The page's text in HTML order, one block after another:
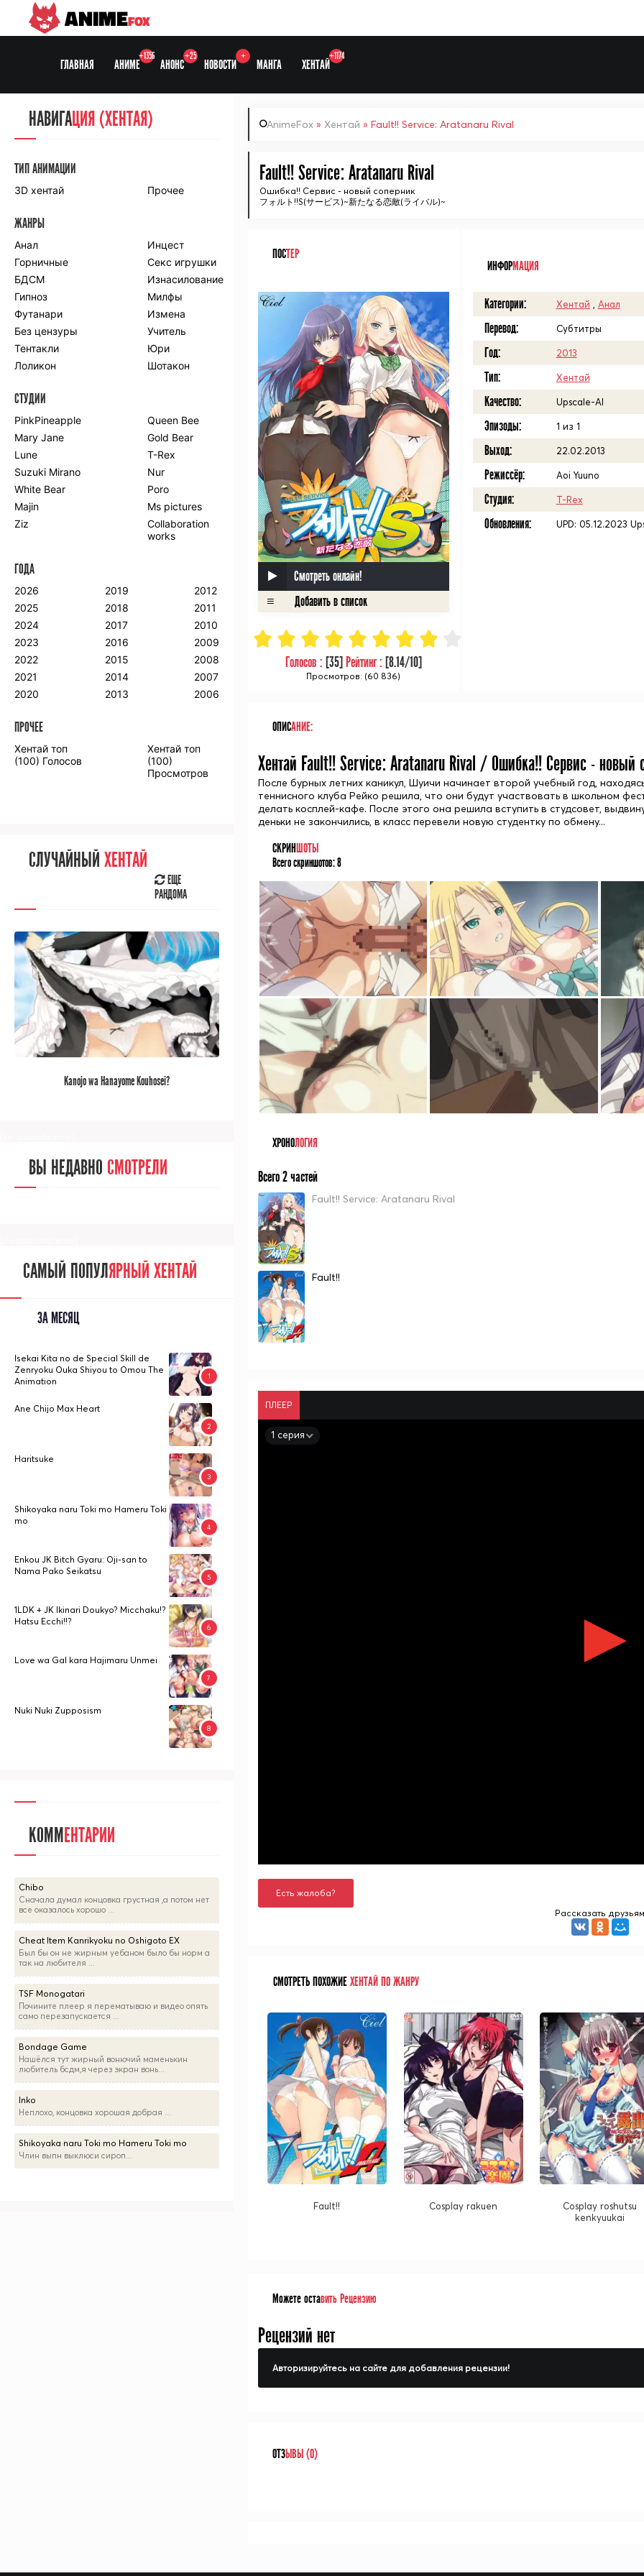
ANIMEFOX
ГЛАВНАЯ АНИМЕ
+1356
АНОНС
+25
НОВОСТИ
+
МАНГА ХЕНТАЙ
+1174
AnimeFox » Хентай » Fault!! Service: Aratanaru Rival
Fault!! Service: Aratanaru Rival
Ошибка!! Сервис - новый соперник
フォルト!!S(サービス)~新たなる恋敵(ライバル)~
ПОСТЕР
Смотреть онлайн!
Голосов : [35] Рейтинг : [8.14/10]
Просмотров: (60 836)
ИНФОРМАЦИЯ
Категории: Хентай Анал
Перевод: Субтитры
Год: 2013
Тип: Хентай
Качество: Upscale-AI
Эпизоды: 1 из 1
Выход: 22.02.2013
Режиссёр: Aoi Yuuno
Студия: T-Rex
Обновления: UPD: 05.12.2023
ОПИСАНИЕ:
Хентай Fault!! Service: Aratanaru Rival / Ошибка!! Сервис - новый
После бурных летних каникул, Шуичи начинает второй учебный год,
теннисного клуба Рейко решила, что они будут участвовать в школьном
делать косплей-кафе. После этого она решила вступить в студсовет,
деньки не закончились, в класс перевели новую студентку по обмену...
СКРИНШОТЫ
Всего скриншотов:8
ХРОНОЛОГИЯ
Всего 2 частей
Fault!! Service: Aratanaru Rival
Fault!!
ПЛЕЕР
1 серия
Есть жалоба?
Рассказать друзьям
СМОТРЕТЬ ПОХОЖИЕХЕНТАЙ ПО ЖАНРУ
Fault!! Cosplay rakuen
Cosplay roshutsu
kenkyuukai
Можете оставить Рецензию
Рецензий нет
Авторизируйтесь на сайте для добавления рецензии!
ОТЗЫВЫ (0)
НАВИГАЦИЯ
СЕЗОНЫ
Anidub
Animedia
Kansai studio
Onibaku
Shiza project
ПО ЖАНРАМ
Комедия
Приключения
Романтика
Школа
Этти
Боевые
искусства
Гарем
Драма
Игры
Исторический
Магия
Фантастика
Фэнтези
Мистика
Попаданцы в
другой мир
Хентай
ПО ГОДУ
2023
2022
2021
2020
2019
2018
2017
2016
2013
2012
2011
2010
2009
2008
2005
2004
2003
2002
2001
2000
ПРОЧЕЕ
Аниме фильмы Аниме OVA
СЛУЧАЙНОЕ АНИМЕ
РАНДОМА
ВЫ НЕДАВНОСМОТРЕЛИ
[/senpainoticeme]
САМЫЙ ПОПУЛЯРНЫЙ АНИМЕ
НАВИГАЦИЯ (ХЕНТАЯ)
ТИП АНИМАЦИИ
3D хентай Прочее
ЖАНРЫ
Анал
Инцест
Горничные
Секс игрушки
БДСМ
Изнасилование
Гипноз
Милфы
Футанари
Измена
Без цензуры
Учитель
Тентакли
Юри
Лоликон
Шотакон
СТУДИИ
PinkPineapple
Queen Bee
Mary Jane
Gold Bear
Lune
T-Rex
Suzuki Mirano
Nur
White Bear
Poro
Majin
Ms pictures
Ziz
Collaboration
works
ГОДА
2026
2025
2024
2023
2022
2021
2020
2019
2018
2017
2016
2015
2014
2013
2012
2011
2010
2009
2008
2007
2006
ПРОЧЕЕ
Хентай топ
(100) Голосов
Хентай топ
(100)
Просмотров
СЛУЧАЙНЫЙ ХЕНТАЙ
ЕЩЕ
РАНДОМА
Kanojo wa Hanayome Kouhosei?
ВЫ НЕДАВНО СМОТРЕЛИ
САМЫЙ ПОПУЛЯРНЫЙ ХЕНТАЙ
ЗА МЕСЯЦ
Isekai Kita no de Special Skill de
Zenryoku Ouka Shiyou to Omou The
Animation
Ane Chijo Max Heart
Haritsuke
Shikoyaka naru Toki mo Hameru Toki
mo
Enkou JK Bitch Gyaru: Oji-san to
Nama Pako Seikatsu
1LDK + JK Ikinari Doukyo? Micchaku!?
Hatsu Ecchi!!?
Love wa Gal kara Hajimaru Unmei
Nuki Nuki Zupposism
КОММЕНТАРИИ
Chibo
Сначала думал концовка грустная ,а потом нет
все оказалось хорошо ...
Cheat Item Kanrikyoku no Oshigoto EX
Был бы он не жирным уебаном было бы норм а
так на любителя ...
TSF Monogatari
Почините плеер я перематываю и видео опять
само перезапускается ...
Bondage Game
Нашёлся тут жирный вонючий маменькин
любитель бсдм,я через экран вонь...
Inko
Неплохо, концовка хорошая добрая ...
Shikoyaka naru Toki mo Hameru Toki mo
Члин выпн выклюси сироп...